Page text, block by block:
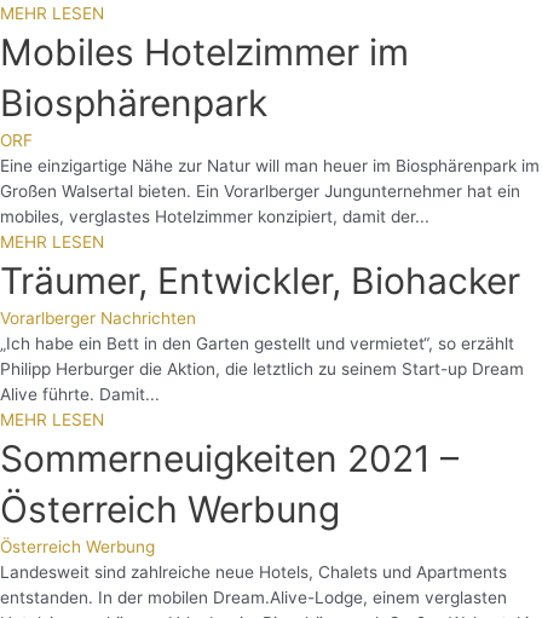
MEHR LESEN
Mobiles Hotelzimmer im
Biosphärenpark
ORF
Eine einzigartige Nähe zur Natur will man heuer im Biosphärenpark im
Großen Walsertal bieten. Ein Vorarlberger Jungunternehmer hat ein
mobiles, verglastes Hotelzimmer konzipiert, damit der...
MEHR LESEN
Träumer, Entwickler, Biohacker
Vorarlberger Nachrichten
„Ich habe ein Bett in den Garten gestellt und vermietet“, so erzählt
Philipp Herburger die Aktion, die letztlich zu seinem Start-up Dream
Alive führte. Damit...
MEHR LESEN
Sommerneuigkeiten 2021 –
Österreich Werbung
Österreich Werbung
Landesweit sind zahlreiche neue Hotels, Chalets und Apartments
entstanden. In der mobilen Dream.Alive-Lodge, einem verglasten